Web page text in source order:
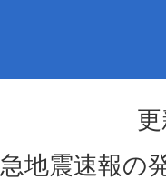
地震速報の